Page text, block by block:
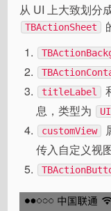
从 UI 上大致划分
TBActionSheet
titleLabel
息，类型为
customView
传入自定义视